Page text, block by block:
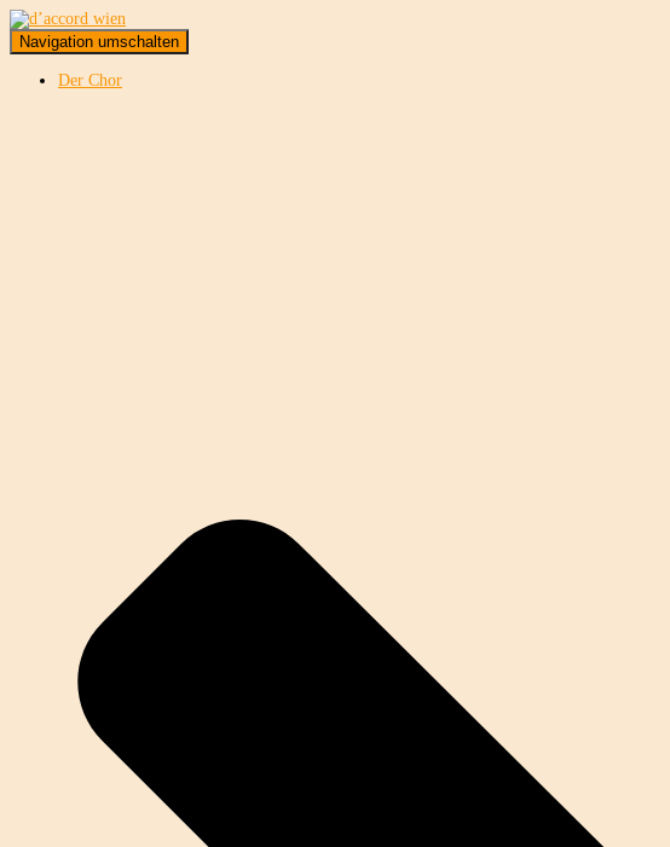
Navigation umschalten
Der Chor